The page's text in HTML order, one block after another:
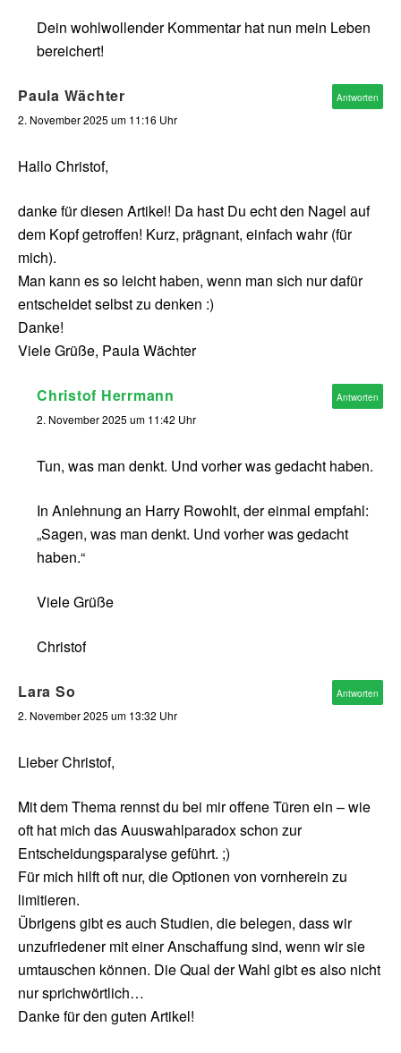
Dein wohlwollender Kommentar hat nun mein Leben
bereichert!
Paula Wächter
2. November 2025 um 11:16 Uhr
Hallo Christof,
danke für diesen Artikel! Da hast Du echt den Nagel auf
dem Kopf getroffen! Kurz, prägnant, einfach wahr (für
mich).
Man kann es so leicht haben, wenn man sich nur dafür
entscheidet selbst zu denken :)
Danke!
Viele Grüße, Paula Wächter
Antworten
Christof Herrmann
2. November 2025 um 11:42 Uhr
Tun, was man denkt. Und vorher was gedacht haben.
In Anlehnung an Harry Rowohlt, der einmal empfahl:
„Sagen, was man denkt. Und vorher was gedacht
haben.“
Viele Grüße
Christof
Antworten
Lara So
2. November 2025 um 13:32 Uhr
Lieber Christof,
Mit dem Thema rennst du bei mir offene Türen ein – wie
oft hat mich das Auuswahlparadox schon zur
Entscheidungsparalyse geführt. ;)
Für mich hilft oft nur, die Optionen von vornherein zu
limitieren.
Übrigens gibt es auch Studien, die belegen, dass wir
unzufriedener mit einer Anschaffung sind, wenn wir sie
umtauschen können. Die Qual der Wahl gibt es also nicht
nur sprichwörtlich…
Danke für den guten Artikel!
Antworten